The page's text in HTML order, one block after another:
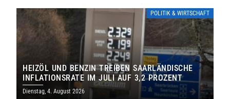
POLITIK & WIRTSCHAFT
HEIZÖL UND BENZIN TREIBEN SAARLÄNDISCHE
INFLATIONSRATE IM JULI AUF 3,2 PROZENT
Dienstag, 4. August 2026